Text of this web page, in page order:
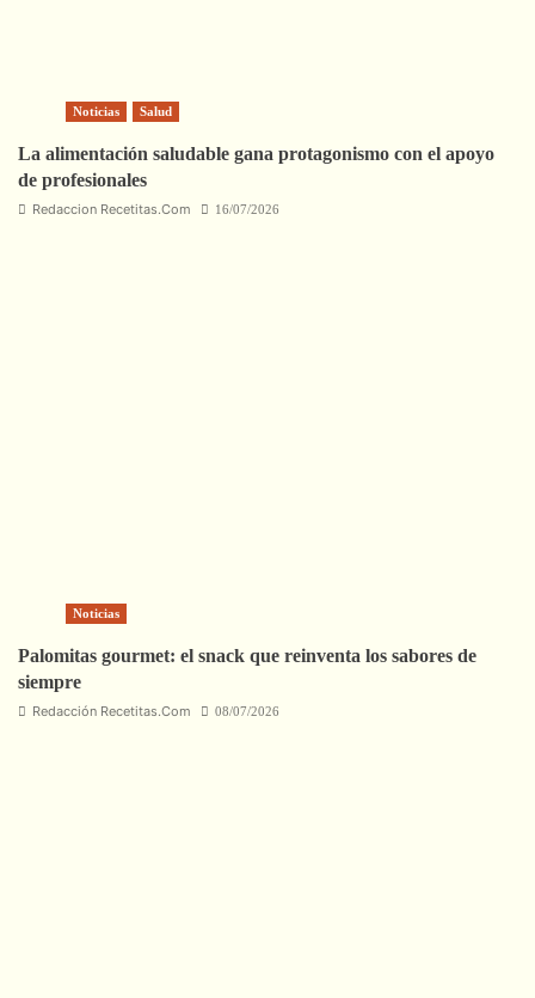
Noticias Salud
La alimentación saludable gana protagonismo con el apoyo
de profesionales
Redaccion Recetitas.Com 16/07/2026
Noticias
Palomitas gourmet: el snack que reinventa los sabores de
siempre
Redacción Recetitas.Com 08/07/2026